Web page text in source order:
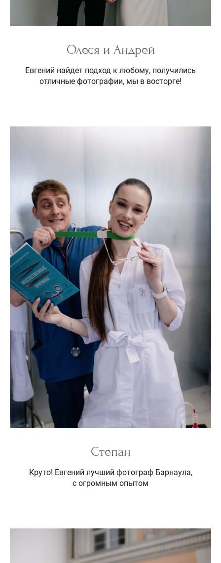
Олеся и Андрей
Евгений найдет подход к любому, получились
отличные фотографии, мы в восторге!
Степан
Круто! Евгений лучший фотограф Барнаула,
с огромным опытом